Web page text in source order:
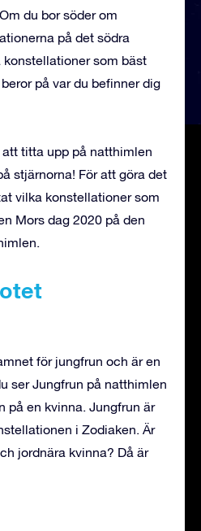
du bor söder om
på det södra
som bäst
på var du befinner dig
titta upp på natthimlen
stjärnorna! För att göra det
vilka konstellationer som
Mors dag 2020 på den
för jungfrun och är en
ser Jungfrun på natthimlen
på en kvinna. Jungfrun är
i Zodiaken. Är
jordnära kvinna? Då är